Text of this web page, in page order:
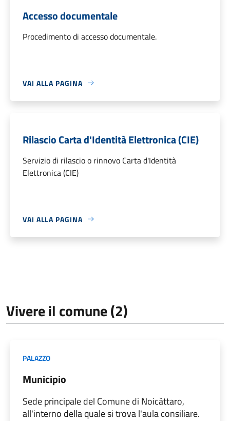
Accesso documentale
Procedimento di accesso documentale.
VAI ALLA PAGINA
Rilascio Carta d'Identità Elettronica (CIE)
Servizio di rilascio o rinnovo Carta d'Identità
Elettronica (CIE)
VAI ALLA PAGINA
Vivere il comune (2)
PALAZZO
Municipio
Sede principale del Comune di Noicàttaro,
all'interno della quale si trova l'aula consiliare.